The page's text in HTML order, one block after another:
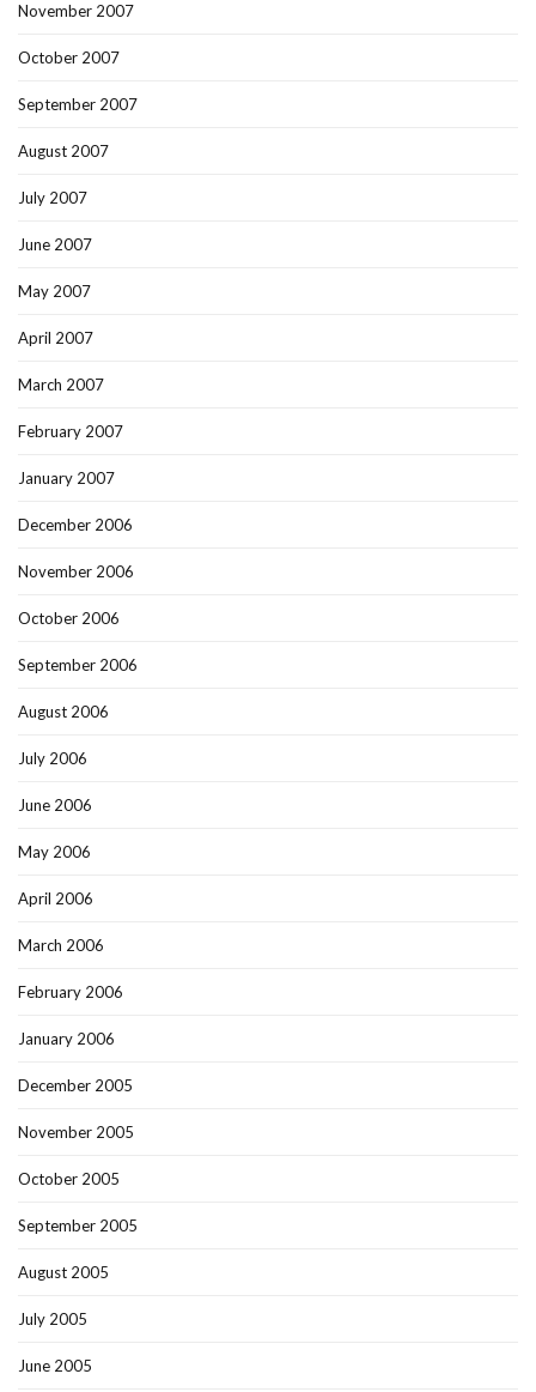
November 2007
October 2007
September 2007
August 2007
July 2007
June 2007
May 2007
April 2007
March 2007
February 2007
January 2007
December 2006
November 2006
October 2006
September 2006
August 2006
July 2006
June 2006
May 2006
April 2006
March 2006
February 2006
January 2006
December 2005
November 2005
October 2005
September 2005
August 2005
July 2005
June 2005